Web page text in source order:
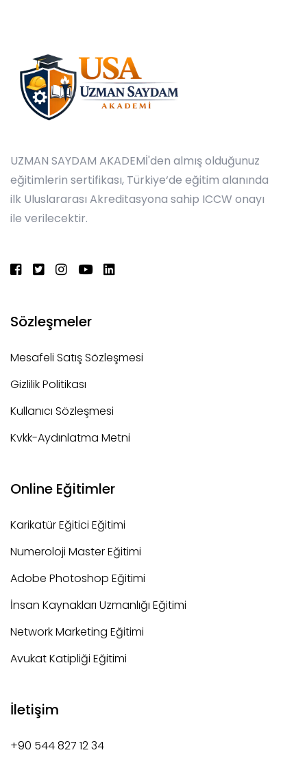
UZMAN SAYDAM AKADEMİ'den almış olduğunuz
eğitimlerin sertifikası, Türkiye‘de eğitim alanında
ilk Uluslararası Akreditasyona sahip ICCW onayı
ile verilecektir.
Sözleşmeler
Mesafeli Satış Sözleşmesi
Gizlilik Politikası
Kullanıcı Sözleşmesi
Kvkk-Aydınlatma Metni
Online Eğitimler
Karikatür Eğitici Eğitimi
Numeroloji Master Eğitimi
Adobe Photoshop Eğitimi
İnsan Kaynakları Uzmanlığı Eğitimi
Network Marketing Eğitimi
Avukat Katipliği Eğitimi
İletişim
+90 544 827 12 34